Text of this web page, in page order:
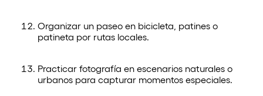
Organizar un paseo en bicicleta, patines o
patineta por rutas locales.
Practicar fotografía en escenarios naturales o
urbanos para capturar momentos especiales.